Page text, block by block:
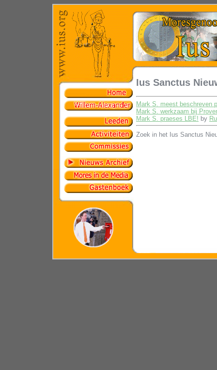
Ius Sanctus
Mark S. meest beschreven
Mark S. werkzaam bij
Mark S. praeses LBE! by
Zoek in het Ius Sanctus